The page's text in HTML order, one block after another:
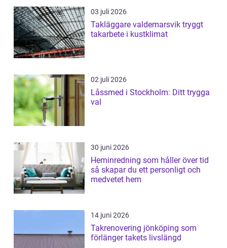
03 juli 2026
Takläggare valdemarsvik tryggt
takarbete i kustklimat
02 juli 2026
Låssmed i Stockholm: Ditt trygga
val
30 juni 2026
Heminredning som håller över tid
så skapar du ett personligt och
medvetet hem
14 juni 2026
Takrenovering jönköping som
förlänger takets livslängd